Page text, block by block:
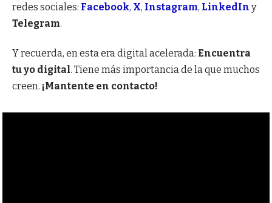
redes sociales: Facebook, X, Instagram, LinkedIn y
Telegram.
Y recuerda, en esta era digital acelerada: Encuentra
tu yo digital. Tiene más importancia de la que muchos
creen. ¡Mantente en contacto!